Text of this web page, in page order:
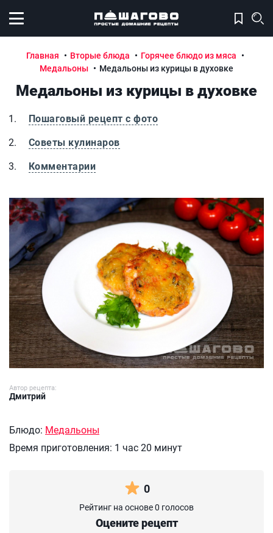
Открыть меню
Главная Вторые блюда
Горячее блюдо из мяса
Медальоны
Медальоны из курицы в духовке
Медальоны из курицы в духовке
Пошаговый рецепт с фото
Советы кулинаров
Комментарии
Медальоны из курицы в духовке
Автор рецепта:
Дмитрий
Блюдо: Медальоны
Время приготовления: 1 час 20 минут
0
Рейтинг на основе 0 голосов
Оцените рецепт